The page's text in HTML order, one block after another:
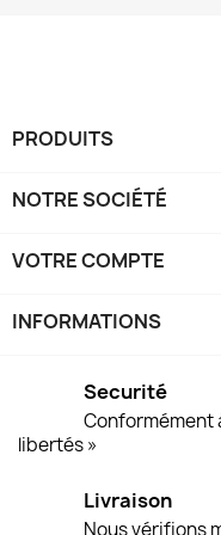
PRODUITS
NOTRE SOCIÉTÉ
VOTRE COMPTE
INFORMATIONS
Securité
Conformément
libertés »
Livraison
Nous vérifions